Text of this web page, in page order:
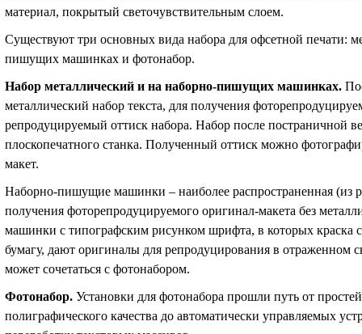
материал, покрытый светочувствительным слоем.
Существуют три основных вида набора для офсетной печати:
пишущих машинках и фотонабор.
Набор металлический и на наборно-пишущих машинках.
металлический набор текста, для получения
репродуцируемый оттиск набора. Набор после постраничной
плоскопечатного станка. Полученный оттиск можно
макет.
Наборно-пишущие машинки – наиболее распространенная (из
получения фоторепродуцируемого оригинал-макета без
машинки с типографским рисунком шрифта, в которых краска
бумагу, дают оригиналы для репродуцирования в
может сочетаться с фотонабором.
Фотонабор. Установки для фотонабора прошли путь от
полиграфического качества до автоматически управляемых